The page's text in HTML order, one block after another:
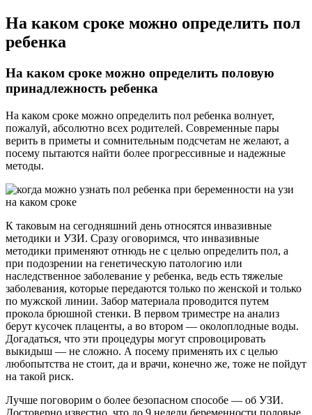
На каком сроке можно определить пол
ребенка
На каком сроке можно определить половую
принадлежность ребенка
На каком сроке можно определить пол ребенка волнует,
пожалуй, абсолютно всех родителей. Современные пары
верить в приметы и сомнительным подсчетам не желают, а
посему пытаются найти более прогрессивные и надежные
методы.
К таковым на сегодняшний день относятся инвазивные
методики и УЗИ. Сразу оговоримся, что инвазивные
методики применяют отнюдь не с целью определить пол, а
при подозрении на генетическую патологию или
наследственное заболевание у ребенка, ведь есть тяжелые
заболевания, которые передаются только по женской и только
по мужской линии. Забор материала проводится путем
прокола брюшной стенки. В первом триместре на анализ
берут кусочек плаценты, а во втором — околоплодные воды.
Догадаться, что эти процедуры могут спровоцировать
выкидыш — не сложно. А посему применять их с целью
любопытства не стоит, да и врачи, конечно же, тоже не пойдут
на такой риск.
Лучше поговорим о более безопасном способе — об УЗИ.
Достоверно известно, что до 9 недели беременности половые